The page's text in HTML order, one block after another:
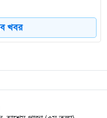
রোগীর পাশে পুঠিয়ার
টিমের অভিযানে মাদক
নারীসহ গ্রেপ্তার ৪
খবর